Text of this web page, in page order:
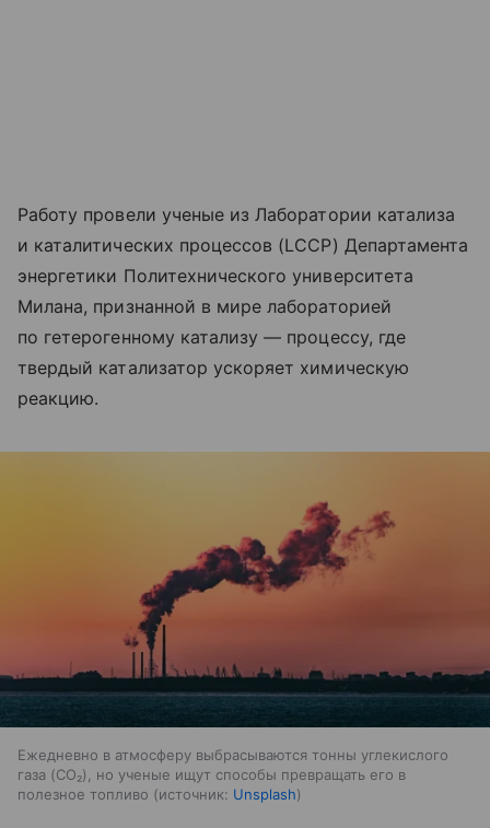
Работу провели ученые из Лаборатории катализа
и каталитических процессов (LCCP) Департамента
энергетики Политехнического университета
Милана, признанной в мире лабораторией
по гетерогенному катализу — процессу, где
твердый катализатор ускоряет химическую
реакцию.
Ежедневно в атмосферу выбрасываются тонны углекислого
газа (CO₂), но ученые ищут способы превращать его в
полезное топливо
источник: Unsplash